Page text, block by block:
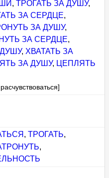
,ТРОГАТЬ ЗА ДУШУ,
ЗА СЕРДЦЕ,
ЗА ДУШУ,
ЗА СЕРДЦЕ,
, ХВАТАТЬ ЗА
ЗА ДУШУ, ЦЕПЛЯТЬ
, ТРОГАТЬ,
,